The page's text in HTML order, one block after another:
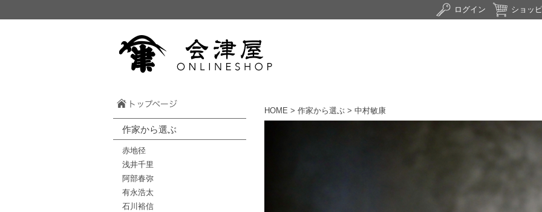
ログイン ショッ
作家から選ぶ
赤地径
浅井千里
阿部春弥
有永浩太
石川裕信
HOME > 作家から選ぶ > 中村敏康